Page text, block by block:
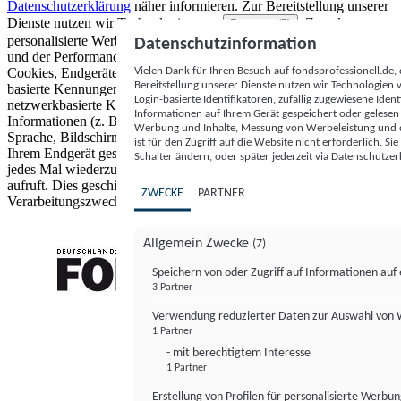
Datenschutzerklärung näher informieren. Zur Bereitstellung unserer
Dienste nutzen wir Technologien von
Partnern (5)
. Zwecke:
personalisierte Werbung und Inhalte, Messung von Werbeleistung
und der Performance von Inhalten sowie Zielgruppenforschung.
Cookies, Endgeräte- oder ähnliche Online-Kennungen (z. B. login-
basierte Kennungen, zufällig generierte Kennungen,
netzwerkbasierte Kennungen) können zusammen mit anderen
Informationen (z. B. Browsertyp und Browserinformationen,
Sprache, Bildschirmgröße, unterstützte Technologien usw.) auf
Ihrem Endgerät gespeichert oder von dort ausgelesen werden, um es
jedes Mal wiederzuerkennen, wenn es eine App oder einer Webseite
aufruft. Dies geschieht für einen oder mehrere der hier aufgeführten
Verarbeitungszwecke.
Datenschutzinformation
Vielen Dank für Ihren Besuch auf
Bereitstellung unserer Dienste nutzen wir Technologien
Login-basierte Identifikatoren, zufällig zugewiesene
Informationen auf Ihrem Gerät gespeichert oder
Werbung und Inhalte, Messung von Werbeleistung
ist für den Zugriff auf die Website nicht erforderlich.
Schalter ändern, oder später jederzeit via
ZWECKE PARTNER
Allgemein Zwecke (7)
Speichern von oder Zugriff auf Informationen auf
3 Partner
Verwendung reduzierter Daten zur Auswahl von
1 Partner
- mit berechtigtem Interesse
1 Partner
Erstellung von Profilen für personalisierte
FONDS professionell